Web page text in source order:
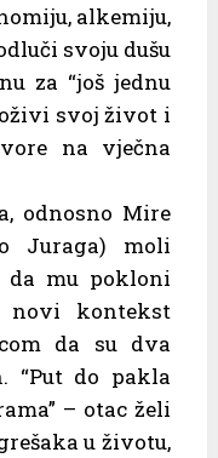
alkemiju,
svoju dušu
za “još jednu
svoj život i
na vječna
odnosno Mire
Juraga) moli
da mu pokloni
novi kontekst
da su dva
“Put do pakla
– otac želi
u životu,